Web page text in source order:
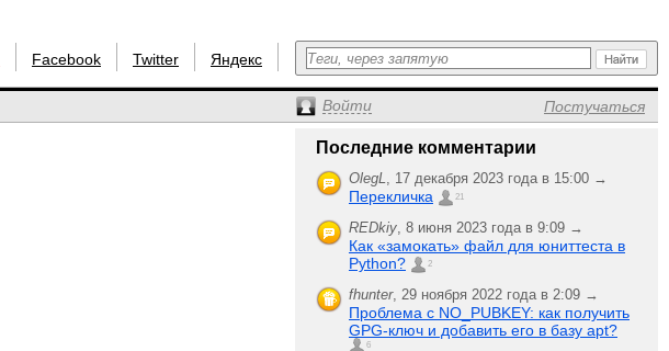
Facebook Twitter Яндекс
Войти Постучаться
Последние комментарии
OlegL, 17 декабря 2023 года в 15:00 →
Перекличка 21
REDkiy, 8 июня 2023 года в 9:09 →
Как «замокать» файл для юниттеста в
Python?
2
fhunter, 29 ноября 2022 года в 2:09 →
Проблема с NO_PUBKEY: как получить
GPG-ключ и добавить его в базу apt?
6